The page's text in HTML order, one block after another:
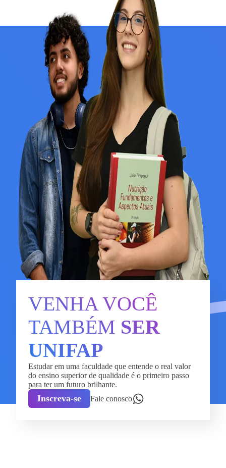
VENHA VOCÊ
TAMBÉM SER
UNIFAP
Estudar em uma faculdade que entende o real valor
do ensino superior de qualidade é o primeiro passo
para ter um futuro brilhante.
Inscreva-se Fale conosco